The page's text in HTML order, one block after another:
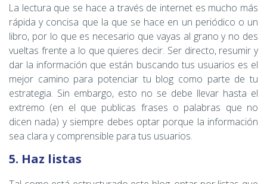
La lectura que se hace a través de internet es mucho más
rápida y concisa que la que se hace en un periódico o un
libro, por lo que es necesario que vayas al grano y no des
vueltas frente a lo que quieres decir. Ser directo, resumir y
dar la información que están buscando tus usuarios es el
mejor camino para potenciar tu blog como parte de tu
estrategia. Sin embargo, esto no se debe llevar hasta el
extremo (en el que publicas frases o palabras que no
dicen nada) y siempre debes optar porque la información
sea clara y comprensible para tus usuarios.
5. Haz listas